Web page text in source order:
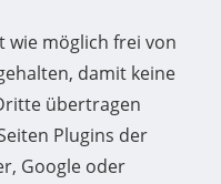
wie möglich frei von
damit keine
übertragen
Plugins der
Google oder